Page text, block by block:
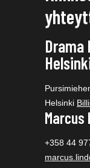
Drama
Helsinki
+358 44